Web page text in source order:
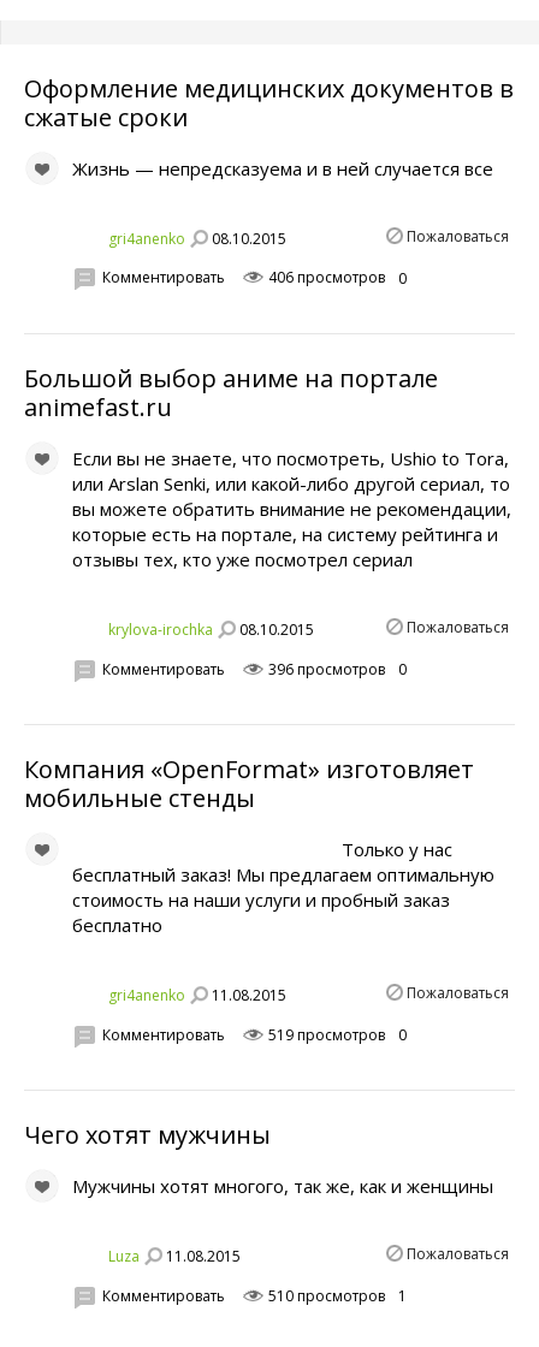
Оформление медицинских документов в
сжатые сроки
Жизнь — непредсказуема и в ней случается все
gri4anenko 08.10.2015 Пожаловаться
Комментировать 406 просмотров 0
Большой выбор аниме на портале
animefast.ru
Если вы не знаете, что посмотреть, Ushio to Tora,
или Arslan Senki, или какой-либо другой сериал, то
вы можете обратить внимание не рекомендации,
которые есть на портале, на систему рейтинга и
отзывы тех, кто уже посмотрел сериал
krylova-irochka 08.10.2015 Пожаловаться
Комментировать 396 просмотров 0
Компания «OpenFormat» изготовляет
мобильные стенды
Только у нас
бесплатный заказ! Мы предлагаем оптимальную
стоимость на наши услуги и пробный заказ
бесплатно
gri4anenko 11.08.2015 Пожаловаться
Комментировать 519 просмотров 0
Чего хотят мужчины
Мужчины хотят многого, так же, как и женщины
Luza 11.08.2015 Пожаловаться
Комментировать 510 просмотров 1